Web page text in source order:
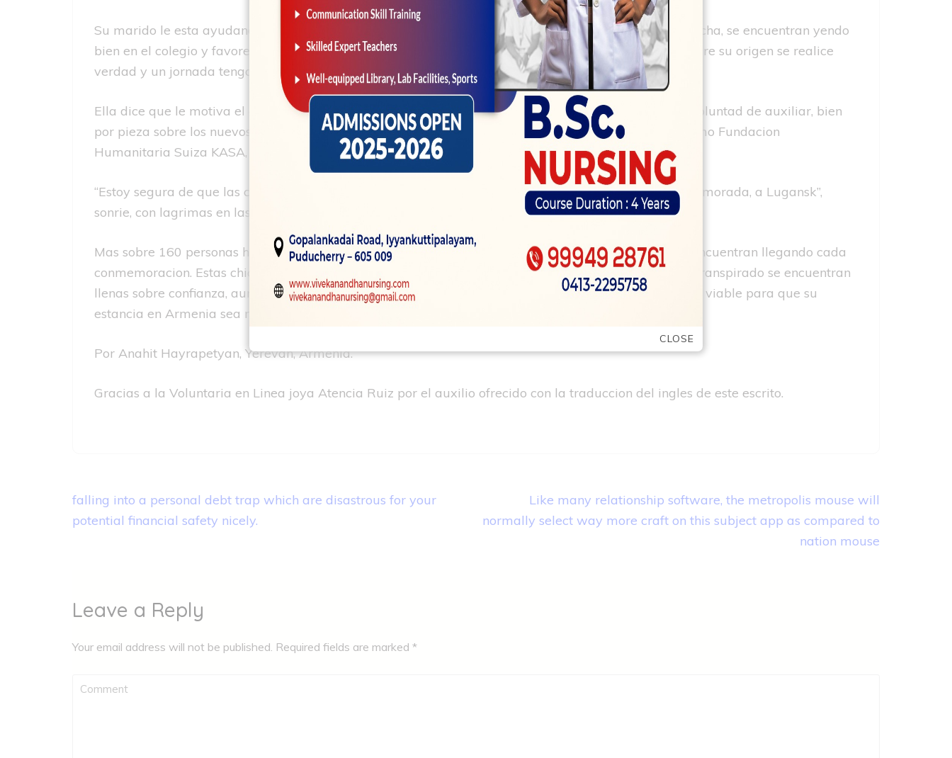
Su marido le esta ayudando an instruirse armenio. Sus hijos, conscientes sobre haber huido sobre la lucha, se encuentran yendo
bien en el colegio y favorecen a su origen en las tareas del hogar y la cocina. Esperan que el sueno sobre su origen se realice
verdad y un jornada tenga su propio salon de delicadeza.
Ella dice que le motiva el calido acogida sobre la colectividad sobre acogida y no ha transpirado su voluntad de auxiliar, bien
por pieza sobre los nuevos vecinos, o la amparo sobre ACNUR u ONG igual que tarea Armenia asi­ como Fundacion
Humanitaria Suiza KASA, aunque anhela regresar a casa un conmemoracion.
“Estoy segura de que las cosas se arreglaran, desplazandolo hacia el pelo un dia podremos retornar a morada, a Lugansk”,
sonrie, con lagrimas en las ojos, mirando por la ventana el gloria azul.
Mas sobre 160 personas han solicitado orfanato en Armenia desplazandolo hacia el pelo muchas se encuentran llegando cada
conmemoracion. Estas chicas y no ha transpirado ninos procedentes de Ucrania son valientes y no ha transpirado se encuentran
llenas sobre confianza, aunque se enfrentan a desmedidos dificultades. ACNUR y sus socios realizan lo viable para que su
estancia en Armenia sea menos dolorosa.
Por Anahit Hayrapetyan, Yerevan, Armenia.
Gracias a la Voluntaria en Linea joya Atencia Ruiz por el auxilio ofrecido con la traduccion del ingles de este escrito.
Post
navigation
falling into a personal debt trap which are disastrous for your
potential financial safety nicely.
Like many relationship software, the metropolis mouse will
normally select way more craft on this subject app as compared to
nation mouse
Leave a Reply
Your email address will not be published. Required fields are marked *
Comment
CLOSE